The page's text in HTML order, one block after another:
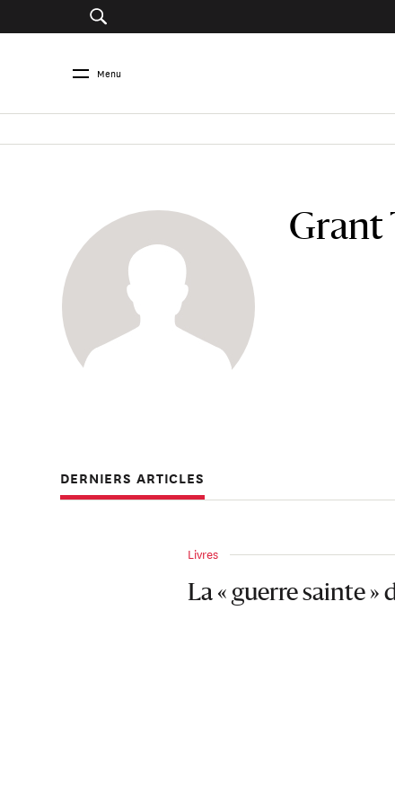
Menu
Grant
DERNIERS ARTICLES
Livres
La « guerre sainte »